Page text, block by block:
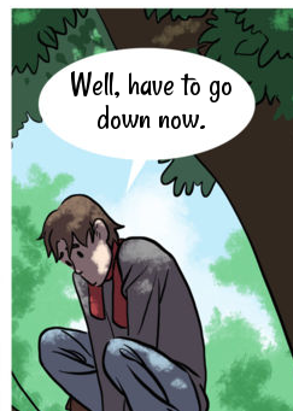
Well, have to go
down now.